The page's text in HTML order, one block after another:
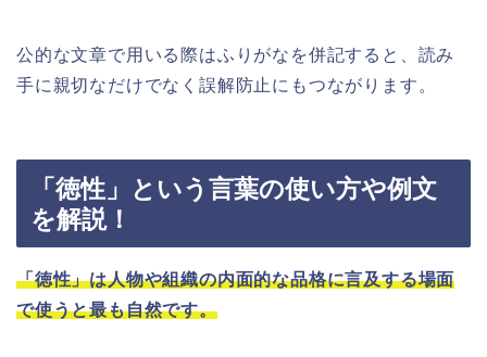
公的な文章で用いる際はふりがなを併記すると、読み
手に親切なだけでなく誤解防止にもつながります。
「徳性」という言葉の使い方や例文
を解説！
「徳性」は人物や組織の内面的な品格に言及する場面
で使うと最も自然です。